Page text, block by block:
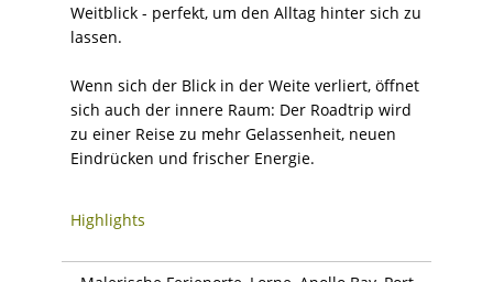
Weitblick - perfekt, um den Alltag hinter sich zu
lassen.
Wenn sich der Blick in der Weite verliert, öffnet
sich auch der innere Raum: Der Roadtrip wird
zu einer Reise zu mehr Gelassenheit, neuen
Eindrücken und frischer Energie.
Highlights